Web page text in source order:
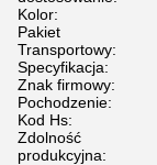
Kolor:
Pakiet
Transportowy:
Specyfikacja:
Znak firmowy:
Pochodzenie:
Kod Hs:
Zdolność
produkcyjna: